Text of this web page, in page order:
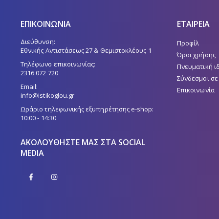
ΕΠΙΚΟΙΝΩΝΙΑ
Διεύθυνση:
Εθνικής Αντιστάσεως 27 & Θεμιστοκλέους 1
Τηλέφωνο επικοινωνίας:
2316 072 720
Email:
info@istikoglou.gr
Ωράριο τηλεφωνικής εξυπηρέτησης e-shop:
10:00 - 14:30
ΑΚΟΛΟΥΘΉΣΤΕ ΜΑΣ ΣΤΑ SOCIAL
MEDIA
ΕΤΑΙΡΕΙΑ
Προφίλ
Όροι χρήσης
Πνευματική
Σύνδεσμοι
Επικοινωνία